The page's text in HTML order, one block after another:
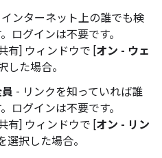
ンターネット上の誰でも検
ログインは不要です。
有] ウィンドウで [ オン - ウェ
した場合。
- リンクを知っていれば誰
ログインは不要です。
有] ウィンドウで [ オン - リン
を選択した場合。